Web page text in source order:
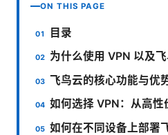
ON THIS PAGE
目录
为什么使用 VPN 以及
飞鸟云的核心功能与优
如何选择 VPN：从高性
如何在不同设备上部署